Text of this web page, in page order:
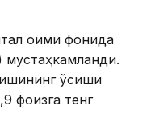
оқими фонида
мустаҳкамланди.
ўсиши
фоизга тенг